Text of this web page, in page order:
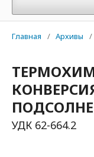
Главная / Архивы /
УДК 62-664.2